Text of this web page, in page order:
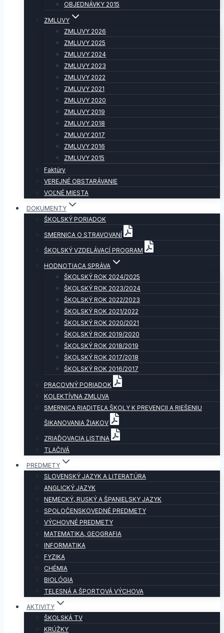
OBJEDNÁVKY 2015
ZMLUVY
ZMLUVY 2026
ZMLUVY 2025
ZMLUVY 2024
ZMLUVY 2023
ZMLUVY 2022
ZMLUVY 2021
ZMLUVY 2020
ZMLUVY 2019
ZMLUVY 2018
ZMLUVY 2017
ZMLUVY 2016
ZMLUVY 2015
Faktúry
VEREJNÉ OBSTARÁVANIE
VOĽNÉ MIESTA
DOKUMENTY
ŠKOLSKÝ PORIADOK
SMERNICA O STRAVOVANÍ
ŠKOLSKÝ VZDELÁVACÍ PROGRAM
HODNOTIACA SPRÁVA
ŠKOLSKÝ ROK 2024/2025
ŠKOLSKÝ ROK 2023/2024
ŠKOLSKÝ ROK 2022/2023
ŠKOLSKÝ ROK 2021/2022
ŠKOLSKÝ ROK 2020/2021
ŠKOLSKÝ ROK 2019/2020
ŠKOLSKÝ ROK 2018/2019
ŠKOLSKÝ ROK 2017/2018
ŠKOLSKÝ ROK 2016/2017
PRACOVNÝ PORIADOK
KOLEKTÍVNA ZMLUVA
SMERNICA RIADITEĽA ŠKOLY K PREVENCII A RIEŠENIU
ŠIKANOVANIA ŽIAKOV
ZRIAĎOVACIA LISTINA
TLAČIVÁ
PREDMETY
SLOVENSKÝ JAZYK A LITERATÚRA
ANGLICKÝ JAZYK
NEMECKÝ, RUSKÝ A ŠPANIELSKY JAZYK
SPOLOČENSKOVEDNÉ PREDMETY
VÝCHOVNÉ PREDMETY
MATEMATIKA, GEOGRAFIA
INFORMATIKA
FYZIKA
CHÉMIA
BIOLÓGIA
TELESNÁ A ŠPORTOVÁ VÝCHOVA
AKTIVITY
ŠKOLSKÁ TV
KRÚŽKY